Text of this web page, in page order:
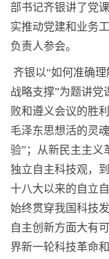
部书记齐银讲了党
实推动党建和业务
负责人参会。
齐银以“如何准确
战略支撑”为题讲党
败和遵义会议的胜
毛泽东思想活的灵
验”；从新民主主义
独立自主科技观，
十八大以来的自立
始终贯穿我国科技
自主创新方面大有
界新一轮科技革命